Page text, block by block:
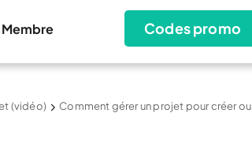
Codes promo
(vidéo)
Comment gérer un projet pour créer ou